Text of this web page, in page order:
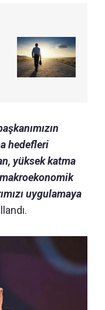
hedefleri
yüksek katma
uygulamaya